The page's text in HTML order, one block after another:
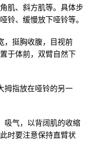
肌、斜方肌等。具体步
铃、缓慢放下哑铃等。
，挺胸收腹，目视前
于体前，双臂自然下
拇指放在哑铃的另一
吸气，以背阔肌的收缩
时要注意保持直臂状